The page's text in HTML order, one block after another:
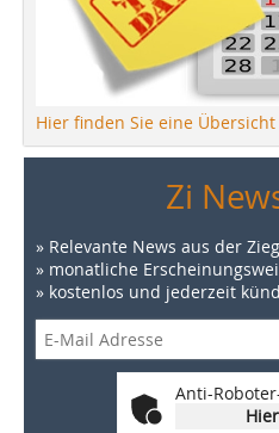
Hier finden Sie eine
Zi
» Relevante News aus der
» monatliche
» kostenlos und jederzeit
Anti-